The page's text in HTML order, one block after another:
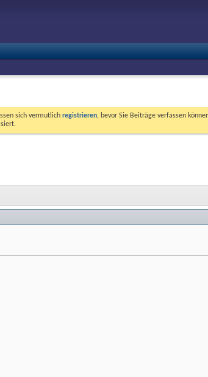
sich vermutlich registrieren, bevor Sie Beiträge verfassen